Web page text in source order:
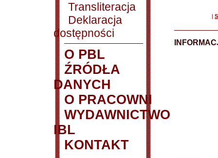
Transliteracja
Deklaracja
dostępności
O PBL
ŹRÓDŁA
DANYCH
O PRACOWNI
WYDAWNICTWO
IBL
KONTAKT
|